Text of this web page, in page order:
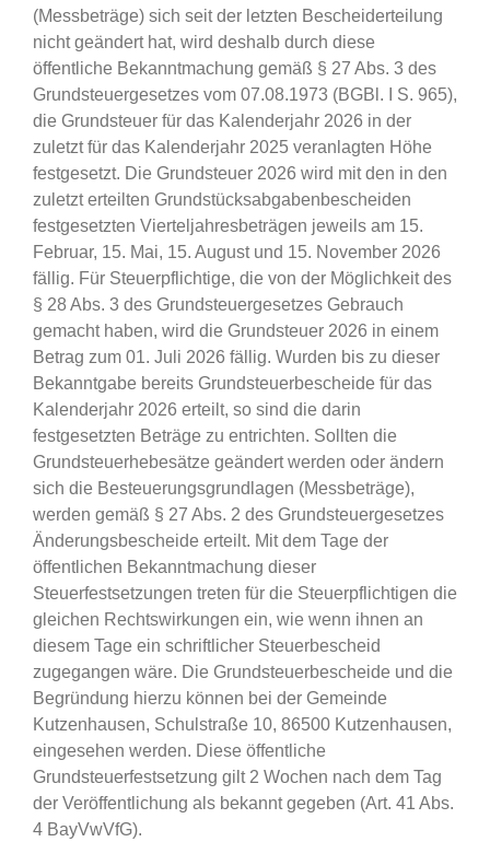
(Messbeträge) sich seit der letzten Bescheiderteilung
nicht geändert hat, wird deshalb durch diese
öffentliche Bekanntmachung gemäß § 27 Abs. 3 des
Grundsteuergesetzes vom 07.08.1973 (BGBl. I S. 965),
die Grundsteuer für das Kalenderjahr 2026 in der
zuletzt für das Kalenderjahr 2025 veranlagten Höhe
festgesetzt. Die Grundsteuer 2026 wird mit den in den
zuletzt erteilten Grundstücksabgabenbescheiden
festgesetzten Vierteljahresbeträgen jeweils am 15.
Februar, 15. Mai, 15. August und 15. November 2026
fällig. Für Steuerpflichtige, die von der Möglichkeit des
§ 28 Abs. 3 des Grundsteuergesetzes Gebrauch
gemacht haben, wird die Grundsteuer 2026 in einem
Betrag zum 01. Juli 2026 fällig. Wurden bis zu dieser
Bekanntgabe bereits Grundsteuerbescheide für das
Kalenderjahr 2026 erteilt, so sind die darin
festgesetzten Beträge zu entrichten. Sollten die
Grundsteuerhebesätze geändert werden oder ändern
sich die Besteuerungsgrundlagen (Messbeträge),
werden gemäß § 27 Abs. 2 des Grundsteuergesetzes
Änderungsbescheide erteilt. Mit dem Tage der
öffentlichen Bekanntmachung dieser
Steuerfestsetzungen treten für die Steuerpflichtigen die
gleichen Rechtswirkungen ein, wie wenn ihnen an
diesem Tage ein schriftlicher Steuerbescheid
zugegangen wäre. Die Grundsteuerbescheide und die
Begründung hierzu können bei der Gemeinde
Kutzenhausen, Schulstraße 10, 86500 Kutzenhausen,
eingesehen werden. Diese öffentliche
Grundsteuerfestsetzung gilt 2 Wochen nach dem Tag
der Veröffentlichung als bekannt gegeben (Art. 41 Abs.
4 BayVwVfG).